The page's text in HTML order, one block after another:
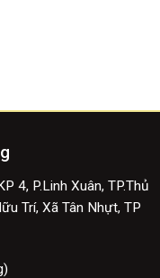
4, P.Linh Xuân, TP.Thủ
Trí, Xã Tân Nhựt, TP